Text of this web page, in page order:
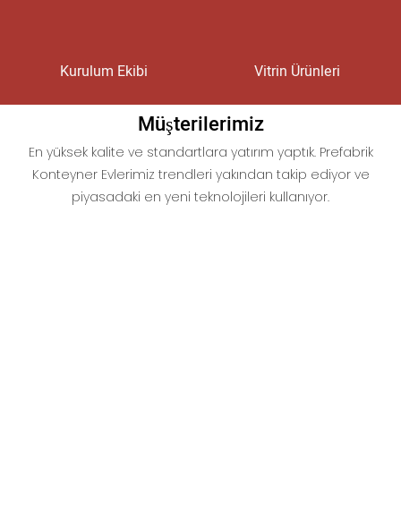
Kurulum Ekibi Vitrin Ürünleri
Müşterilerimiz
En yüksek kalite ve standartlara yatırım yaptık. Prefabrik
Konteyner Evlerimiz trendleri yakından takip ediyor ve
piyasadaki en yeni teknolojileri kullanıyor.